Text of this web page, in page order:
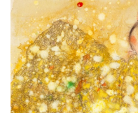
美
夫
ギ
ャ